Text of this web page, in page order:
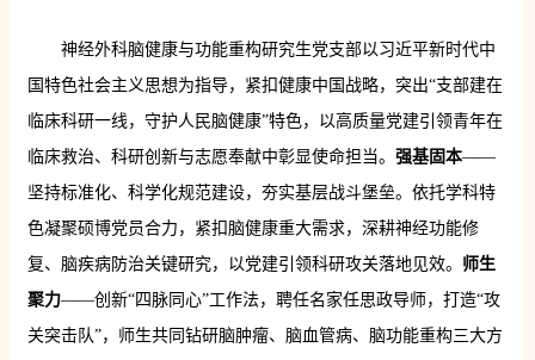
神经外科脑健康与功能重构研究生党支部以习近平新时代中
国特色社会主义思想为指导，紧扣健康中国战略，突出“支部建在
临床科研一线，守护人民脑健康”特色，以高质量党建引领青年在
临床救治、科研创新与志愿奉献中彰显使命担当。 强基固本——
坚持标准化、科学化规范建设，夯实基层战斗堡垒。依托学科特
色凝聚硕博党员合力，紧扣脑健康重大需求，深耕神经功能修
复、脑疾病防治关键研究，以党建引领科研攻关落地见效。 师生
聚力——创新“四脉同心”工作法，聘任名家任思政导师，打造“攻
关突击队”，师生共同钻研脑肿瘤、脑血管病、脑功能重构三大方